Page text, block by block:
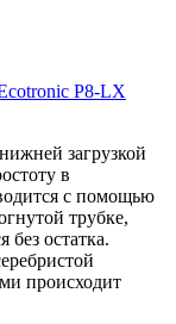
P8-LX
загрузкой
в
с помощью
трубке,
без остатка.
происходит